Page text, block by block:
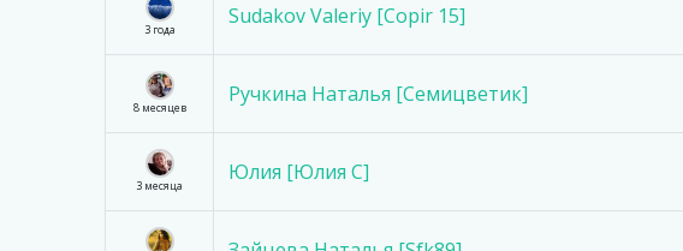
3 года
Sudakov Valeriy [Copir 15]
8 месяцев
Ручкина Наталья [Семицветик]
3 месяца
Юлия [Юлия С]